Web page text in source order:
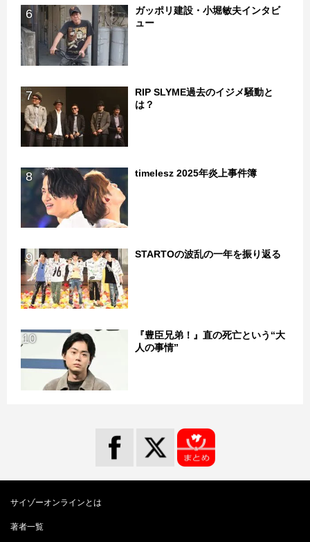
6
ガッポリ建設・小堀敏夫インタビ
ュー
7
RIP SLYME過去のイジメ騒動と
は？
8 timelesz 2025年炎上事件簿
9 STARTOの波乱の一年を振り返る
10
『豊臣兄弟！』直の死亡という“大
人の事情”
サイゾーオンラインとは
著者一覧